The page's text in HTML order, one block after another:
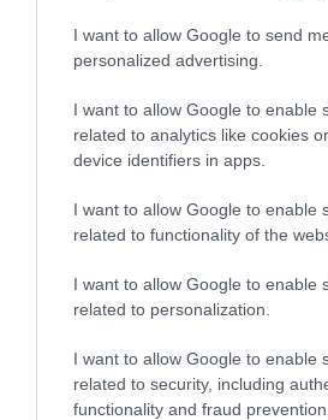
I want to allow Google to send
personalized advertising.
I want to allow Google to enable
related to analytics like cookies
device identifiers in apps.
I want to allow Google to enable
related to functionality of the
I want to allow Google to enable
related to personalization.
I want to allow Google to enable
related to security, including
functionality and fraud